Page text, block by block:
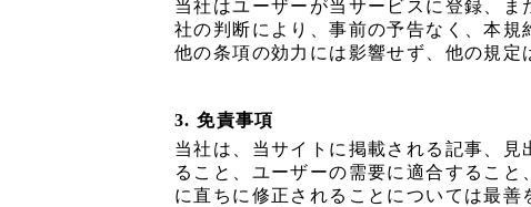
当社はユーザーが当サービスに登録、
社の判断により、事前の予告なく、本規
他の条項の効力には影響せず、他の規定
3. 免責事項
当社は、当サイトに掲載される記事、
ること、ユーザーの需要に適合するこ
に直ちに修正されることについては最